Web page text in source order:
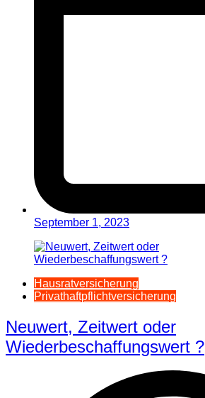
September 1, 2023
Hausratversicherung
Privathaftpflichtversicherung
Neuwert, Zeitwert oder
Wiederbeschaffungswert ?